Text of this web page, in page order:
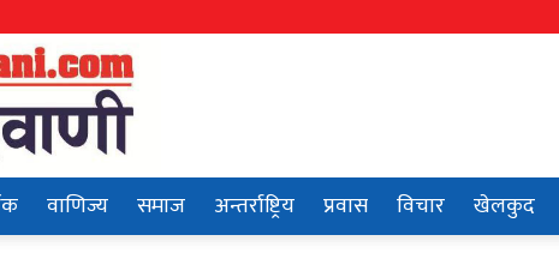
वाणिज्य समाज अन्तर्राष्ट्रिय प्रवास विचार खेलकुद